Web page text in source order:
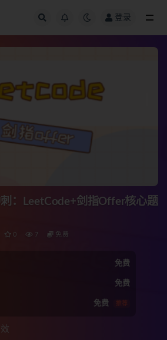
登录
：LeetCode+剑指Offer核心题
0 7 免费
免费
免费
免费 推荐